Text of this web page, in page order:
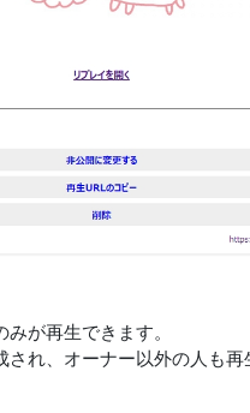
が再生できます。
れ、オーナー以外の人も